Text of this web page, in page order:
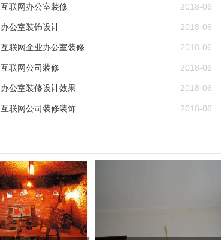
互联网办公室装修 2018-06
办公室装饰设计 2018-06
互联网企业办公室装修 2018-06
互联网公司装修 2018-06
办公室装修设计效果 2018-06
互联网公司装修装饰 2018-06